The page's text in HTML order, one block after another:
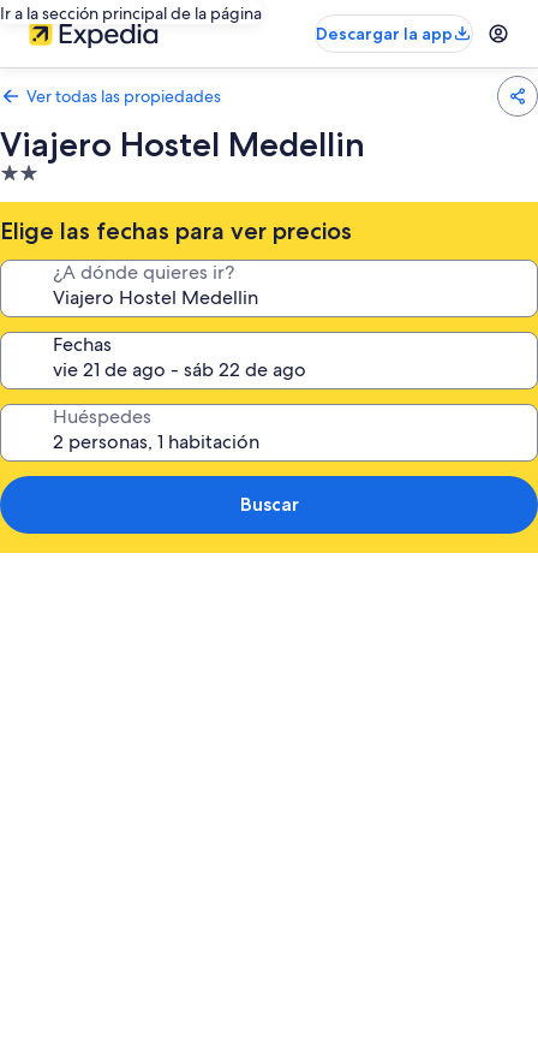
Ir a la sección principal de la página
Descargar la app
Ver todas las propiedades
Viajero Hostel Medellin
Propiedad
de
2.0
estrellas
Elige las fechas para ver precios
¿A dónde quieres ir?
Fechas
Huéspedes
Buscar